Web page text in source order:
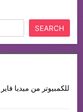
SEARCH